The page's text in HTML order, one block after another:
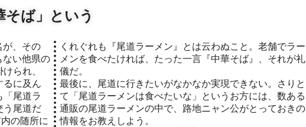
ば」という
ない他県の
られ、
るに及ん
「尾道ラ
う尾道だ
の随所に
くれぐれも『尾道ラーメン』とは云わぬこと。老舗でラー
メンを食べたければ、たった一言『中華そば』、それが礼
儀だ。
最後に、尾道に行きたいがなかなか実現できない。さりと
て「尾道ラーメンは食べたいな」というお方には、数ある
通販の尾道ラーメンの中で、路地ニャン公がとっておきの
情報をお教えしよう。